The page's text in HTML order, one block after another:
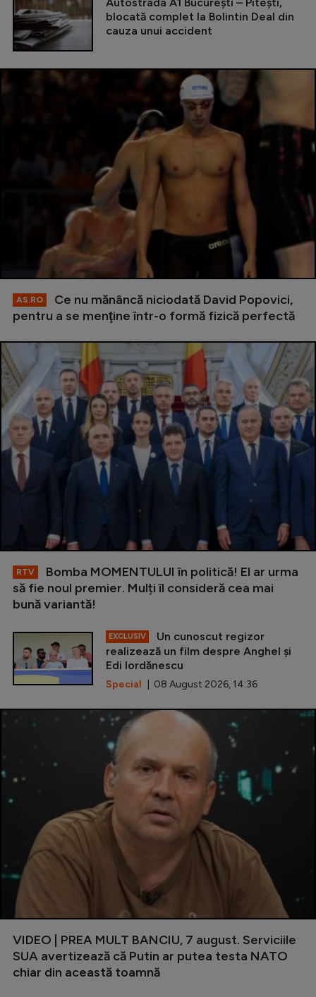
blocată complet la Bolintin Deal din
cauza unui accident
AS.RO
Ce nu mănâncă niciodată David Popovici,
pentru a se menţine într-o formă fizică perfectă
RTV
Bomba MOMENTULUI în politică! El ar urma
să fie noul premier. Mulți îl consideră cea mai
bună variantă!
EXCLUSIV
Un cunoscut regizor
realizează un film despre Anghel și
Edi Iordănescu
Special | 08 August 2026, 14:36
VIDEO | PREA MULT BANCIU, 7 august. Serviciile
SUA avertizează că Putin ar putea testa NATO
chiar din această toamnă